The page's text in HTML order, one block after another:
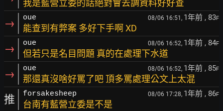
我是藍營立委的話絕對會去調資料好好查
→ oue 08/06 16:51, 1年前 , 83F
能查到有弊案 多好下手啊 XD
→ oue 08/06 16:52, 1年前 , 84F
但若只是名目問題 真的在處理下水道
→ oue 08/06 16:52, 1年前 , 85F
那還真沒啥好罵了吧 頂多罵處理公文上太混
推 forsakesheep 08/06 17:28, 1年前 , 86F
台南有藍營立委是不是